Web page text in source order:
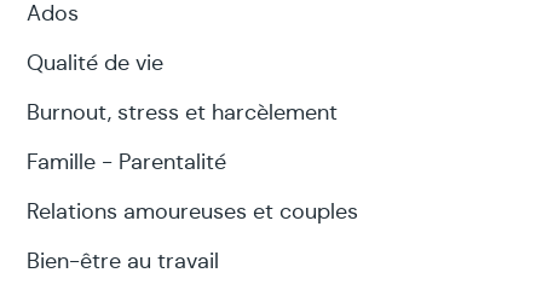
Ados
Qualité de vie
Burnout, stress et harcèlement
Famille - Parentalité
Relations amoureuses et couples
Bien-être au travail